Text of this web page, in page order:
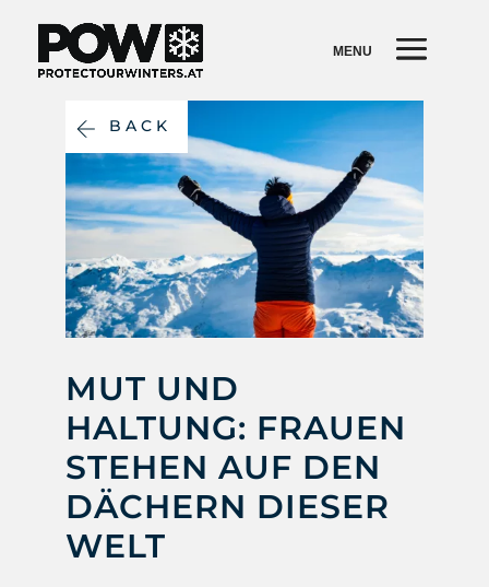
BACK
MUT UND
HALTUNG: FRAUEN
STEHEN AUF DEN
DÄCHERN DIESER
WELT